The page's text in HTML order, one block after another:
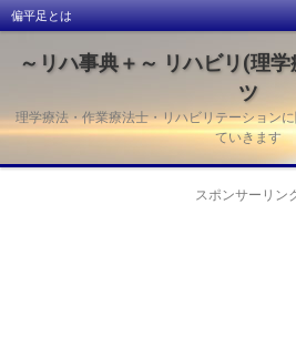
偏平足とは
～リハ事典＋～ リハビリ(理
ツ
理学療法・作業療法士・リハビリテーション
ていきます
スポンサーリン